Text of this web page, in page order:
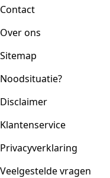
Contact
Over ons
Sitemap
Noodsituatie?
Disclaimer
Klantenservice
Privacyverklaring
Veelgestelde vragen